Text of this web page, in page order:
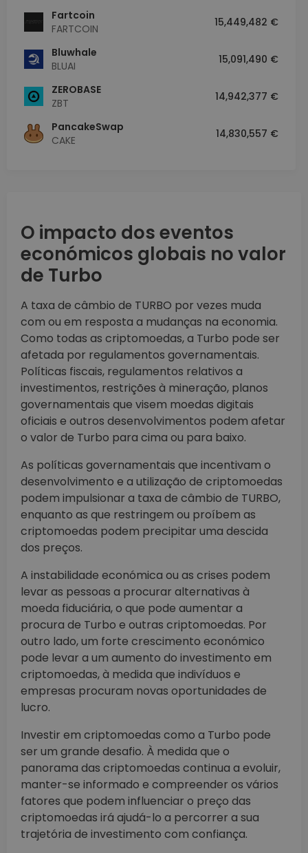
Fartcoin
FARTCOIN
15,449,482 €
Bluwhale
BLUAI
15,091,490 €
ZEROBASE
ZBT
14,942,377 €
PancakeSwap
CAKE
14,830,557 €
O impacto dos eventos
económicos globais no valor
de Turbo
A taxa de câmbio de TURBO por vezes muda
com ou em resposta a mudanças na economia.
Como todas as criptomoedas, a Turbo pode ser
afetada por regulamentos governamentais.
Políticas fiscais, regulamentos relativos a
investimentos, restrições à mineração, planos
governamentais que visem moedas digitais
oficiais e outros desenvolvimentos podem afetar
o valor de Turbo para cima ou para baixo.
As políticas governamentais que incentivam o
desenvolvimento e a utilização de criptomoedas
podem impulsionar a taxa de câmbio de TURBO,
enquanto as que restringem ou proíbem as
criptomoedas podem precipitar uma descida
dos preços.
A instabilidade económica ou as crises podem
levar as pessoas a procurar alternativas à
moeda fiduciária, o que pode aumentar a
procura de Turbo e outras criptomoedas. Por
outro lado, um forte crescimento económico
pode levar a um aumento do investimento em
criptomoedas, à medida que indivíduos e
empresas procuram novas oportunidades de
lucro.
Investir em criptomoedas como a Turbo pode
ser um grande desafio. À medida que o
panorama das criptomoedas continua a evoluir,
manter-se informado e compreender os vários
fatores que podem influenciar o preço das
criptomoedas irá ajudá-lo a percorrer a sua
trajetória de investimento com confiança.